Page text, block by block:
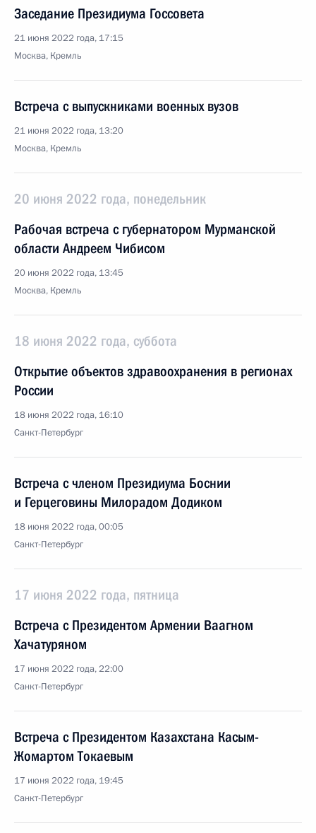
Заседание Президиума Госсовета
21 июня 2022 года, 17:15
Москва, Кремль
Встреча с выпускниками военных вузов
21 июня 2022 года, 13:20
Москва, Кремль
20 июня 2022 года, понедельник
Рабочая встреча с губернатором Мурманской
области Андреем Чибисом
20 июня 2022 года, 13:45
Москва, Кремль
18 июня 2022 года, суббота
Открытие объектов здравоохранения в регионах
России
18 июня 2022 года, 16:10
Санкт-Петербург
Встреча с членом Президиума Боснии
и Герцеговины Милорадом Додиком
18 июня 2022 года, 00:05
Санкт-Петербург
17 июня 2022 года, пятница
Встреча с Президентом Армении Ваагном
Хачатуряном
17 июня 2022 года, 22:00
Санкт-Петербург
Встреча с Президентом Казахстана Касым-
Жомартом Токаевым
17 июня 2022 года, 19:45
Санкт-Петербург